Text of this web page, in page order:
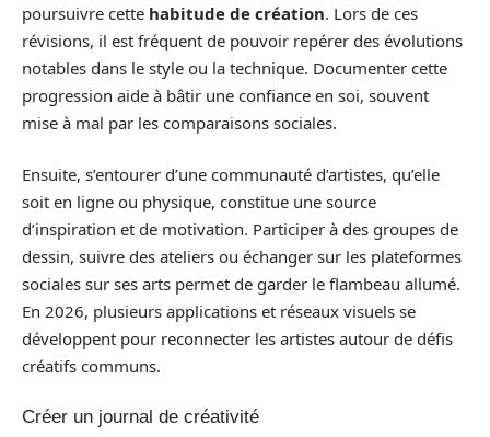
poursuivre cette habitude de création. Lors de ces
révisions, il est fréquent de pouvoir repérer des évolutions
notables dans le style ou la technique. Documenter cette
progression aide à bâtir une confiance en soi, souvent
mise à mal par les comparaisons sociales.
Ensuite, s’entourer d’une communauté d’artistes, qu’elle
soit en ligne ou physique, constitue une source
d’inspiration et de motivation. Participer à des groupes de
dessin, suivre des ateliers ou échanger sur les plateformes
sociales sur ses arts permet de garder le flambeau allumé.
En 2026, plusieurs applications et réseaux visuels se
développent pour reconnecter les artistes autour de défis
créatifs communs.
Créer un journal de créativité